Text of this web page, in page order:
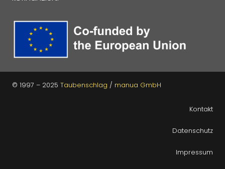
© 1997 – 2025 Taubenschlag / manua GmbH
Kontakt
Datenschutz
Impressum